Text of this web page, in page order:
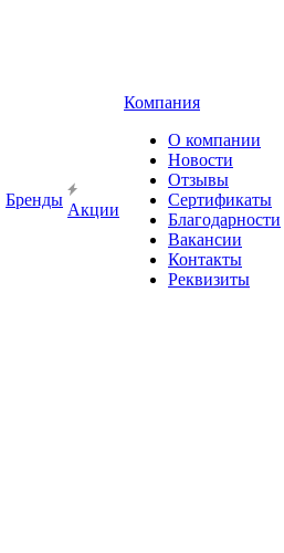
Бренды
Акции
Компания
О компании
Новости
Отзывы
Сертификаты
Благодарности
Вакансии
Контакты
Реквизиты